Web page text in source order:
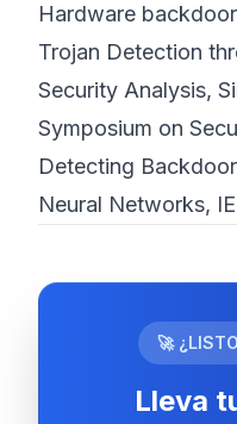
Hardware
Trojan Detection
Security Analysis,
Symposium on
Detecting
Neural Networks,
🚀
Lleva